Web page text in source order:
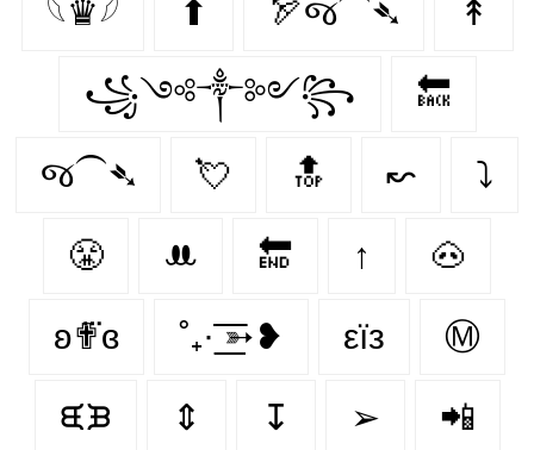
𓆩♛𓆪 ⬆ 🏹જ⁀➴ ↟
꧁༺༒༻꧂ 🔙
જ⁀➴ 💘 🔝 ↜ ⤵
😤 ꔚ 🔚 ↑ 🐽
ʚ✟⃛ɞ ˚₊· ͟͟͞͞➳❥ εїз Ⓜ
ᙙᙖ ⇕ ↧ ➢ 📲